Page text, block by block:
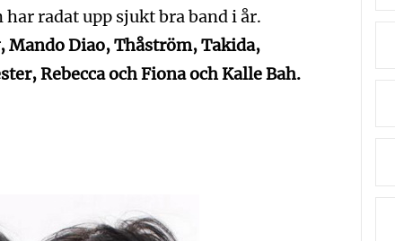
har radat upp sjukt bra band i år.
Mando Diao, Thåström, Takida,
Rebecca och Fiona och Kalle Bah.